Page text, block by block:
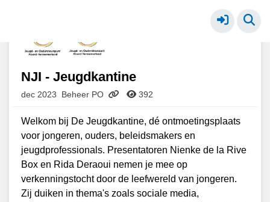
Meer
NJI - Jeugdkantine
dec 2023 Beheer PO 392
Welkom bij De Jeugdkantine, dé ontmoetingsplaats
voor jongeren, ouders, beleidsmakers en
jeugdprofessionals. Presentatoren Nienke de la Rive
Box en Rida Deraoui nemen je mee op
verkenningstocht door de leefwereld van jongeren.
Zij duiken in thema's zoals sociale media,